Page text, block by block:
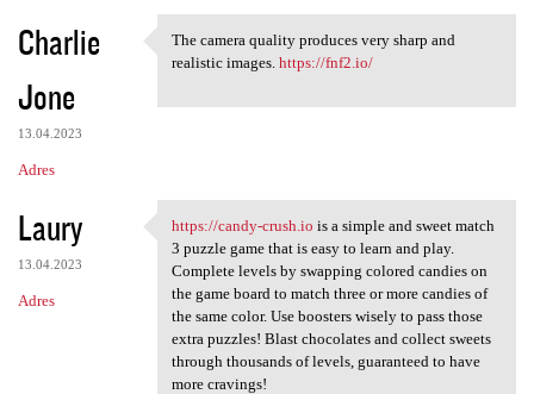
a
r
z
e
Charlie
Jone
13.04.2023
Adres
The camera quality produces
The camera quality produces very sharp and
realistic images. https://fnf2.io/
Laury
13.04.2023
Adres
https://candy-crush.io is a
https://candy-crush.io is a simple and sweet match
3 puzzle game that is easy to learn and play.
Complete levels by swapping colored candies on
the game board to match three or more candies of
the same color. Use boosters wisely to pass those
extra puzzles! Blast chocolates and collect sweets
through thousands of levels, guaranteed to have
more cravings!